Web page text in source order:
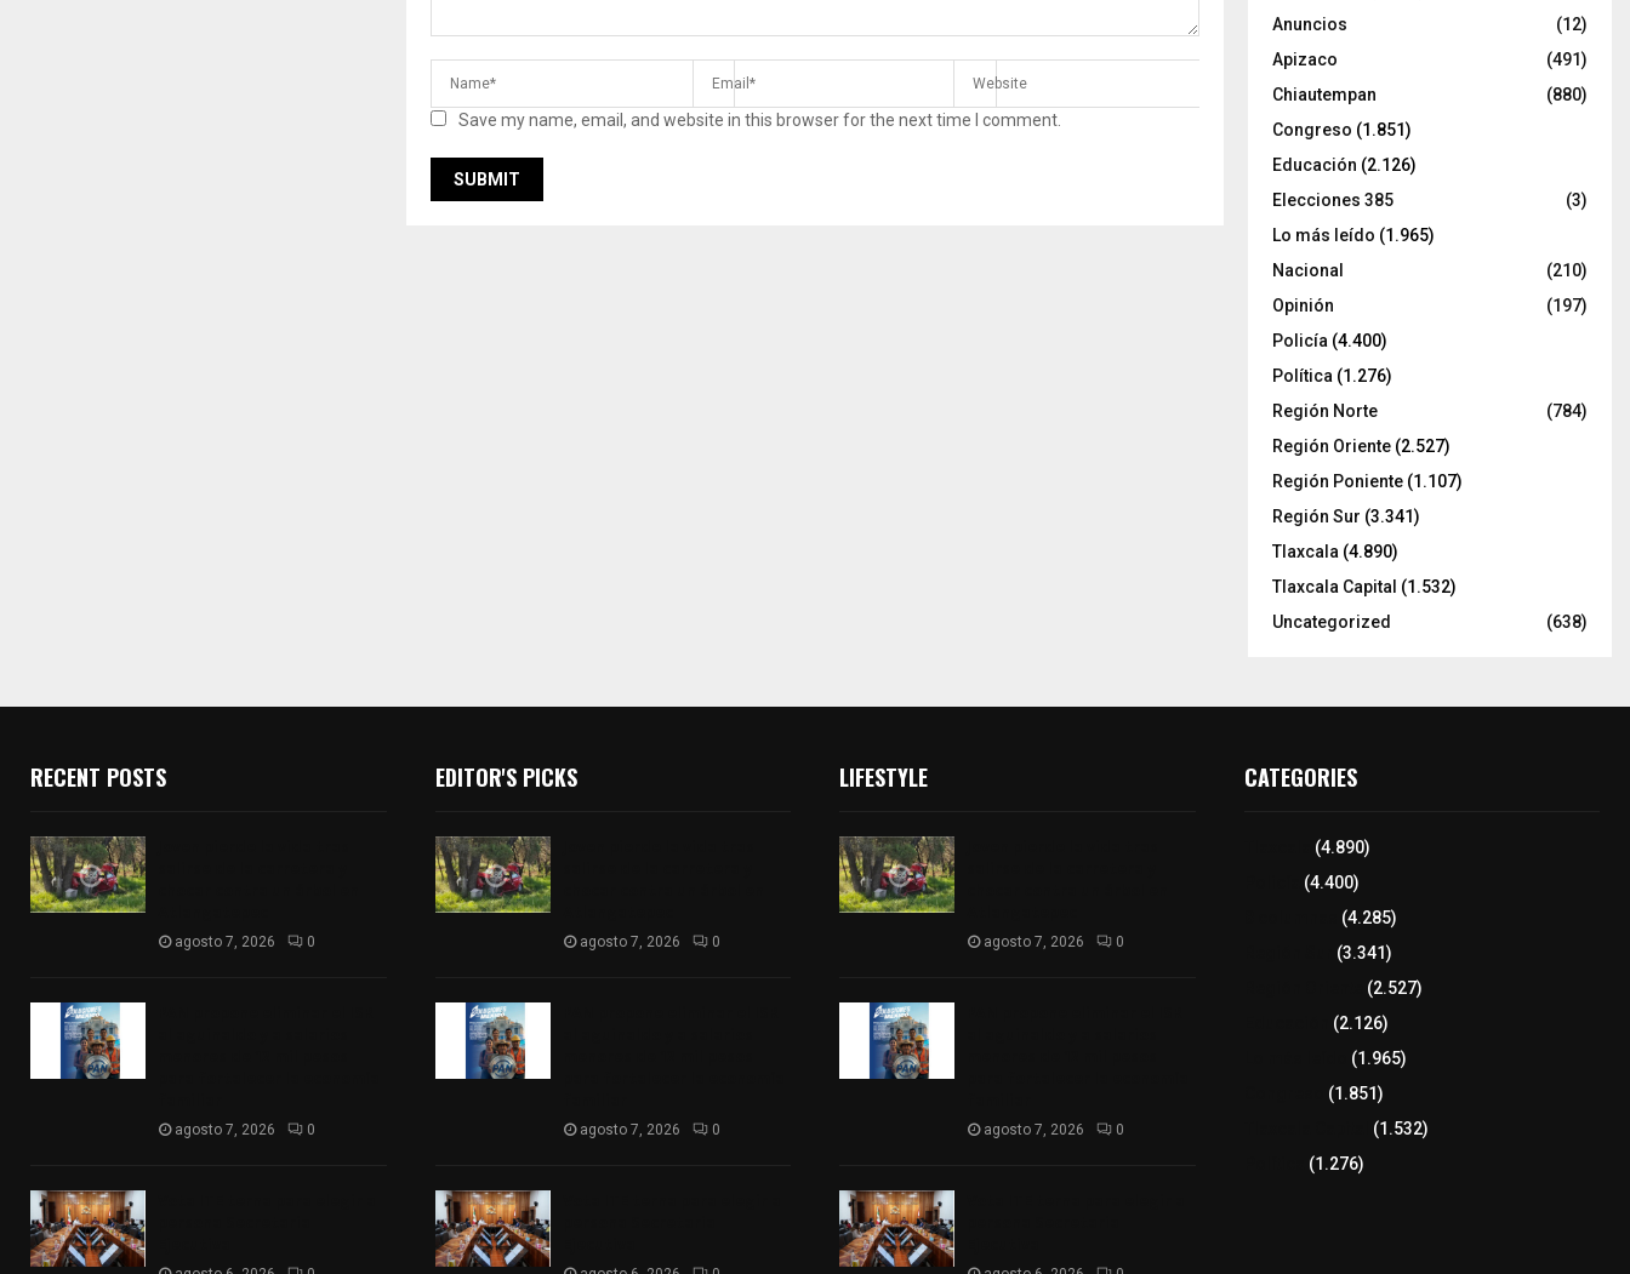
Save my name, email, and website in this browser for the next time I comment.
Anuncios
(12)
Apizaco
(491)
Chiautempan
(880)
Congreso (1.851)
Educación (2.126)
Elecciones 385
(3)
Lo más leído (1.965)
Nacional
(210)
Opinión
(197)
Policía (4.400)
Política (1.276)
Región Norte
(784)
Región Oriente (2.527)
Región Poniente (1.107)
Región Sur (3.341)
Tlaxcala (4.890)
Tlaxcala Capital (1.532)
Uncategorized
(638)
RECENT POSTS
agosto 7, 2026 0
agosto 7, 2026 0
EDITOR'S PICKS
agosto 7, 2026 0
agosto 7, 2026 0
LIFESTYLE
agosto 7, 2026 0
agosto 7, 2026 0
CATEGORIES
(4.890)
(4.400)
(4.285)
(3.341)
(2.527)
(2.126)
(1.965)
(1.851)
(1.532)
(1.276)